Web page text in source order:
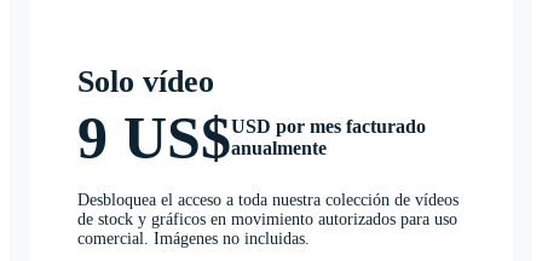
Solo vídeo
9 US$USD por mes facturado
anualmente
Desbloquea el acceso a toda nuestra colección de vídeos
de stock y gráficos en movimiento autorizados para uso
comercial. Imágenes no incluidas.